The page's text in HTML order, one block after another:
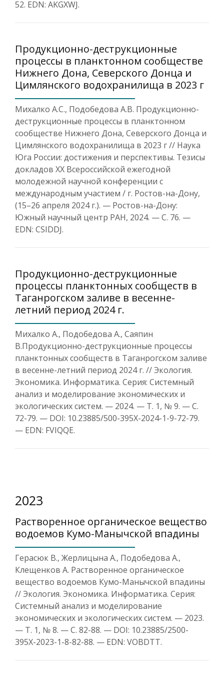
52. EDN: AKGXWJ.
Продукционно-деструкционные
процессы в планктонном сообществе
Нижнего Дона, Северского Донца и
Цимлянского водохранилища в 2023 г
Михалко А.С., Подобедова А.В. Продукционно-
деструкционные процессы в планктонном
сообществе Нижнего Дона, Северского Донца и
Цимлянского водохранилища в 2023 г // Наука
Юга России: достижения и перспективы. Тезисы
докладов XX Всероссийской ежегодной
молодежной научной конференции с
международным участием / г. Ростов-на-Дону,
(15–26 апреля 2024 г.). — Ростов-на-Дону:
Южный научный центр РАН, 2024. — С. 76. —
EDN: CSIDDJ.
Продукционно-деструкционные
процессы планктонных сообществ в
Таганрогском заливе в весенне-
летний период 2024 г.
Михалко А., Подобедова А., Саяпин
В.Продукционно-деструкционные процессы
планктонных сообществ в Таганрогском заливе
в весенне-летний период 2024 г. // Экология.
Экономика. Информатика. Серия: Системный
анализ и моделирование экономических и
экологических систем. — 2024. — Т. 1, № 9. — С.
72-79. — DOI: 10.23885/500-395X-2024-1-9-72-79.
— EDN: FVIQQE.
2023
Растворенное органическое вещество
водоемов Кумо-Манычской впадины
Герасюк В., Жерлицына А., Подобедова А.,
Клещенков А. Растворенное органическое
вещество водоемов Кумо-Манычской впадины
// Экология. Экономика. Информатика. Серия:
Системный анализ и моделирование
экономических и экологических систем. — 2023.
— Т. 1, № 8. — С. 82-88. — DOI: 10.23885/2500-
395X-2023-1-8-82-88. — EDN: VOBDTT.